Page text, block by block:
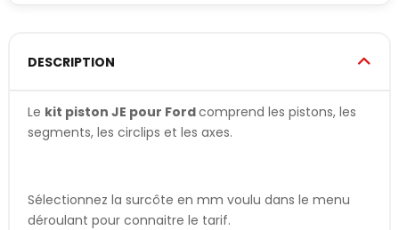
DESCRIPTION
Le kit piston JE pour Fordcomprend les pistons, les
segments, les circlips et les axes.
Sélectionnez la surcôte en mm voulu dans le menu
déroulant pour connaitre le tarif.